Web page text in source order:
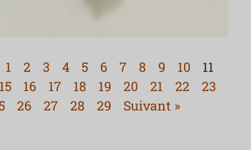
1 2 3 4 5 6 7 8 9 10
11
15 16 17 18 19 20 21 22
23
26 27 28 29 Suivant »